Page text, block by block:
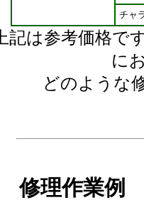
チャ
上記は参考価格で
に
どのような
修理作業例